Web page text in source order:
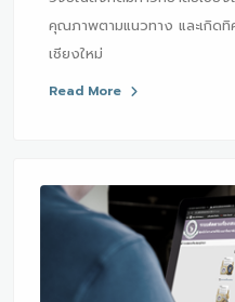
คุณภาพตามแนวทาง และเกิด
เชียงใหม่
Read More